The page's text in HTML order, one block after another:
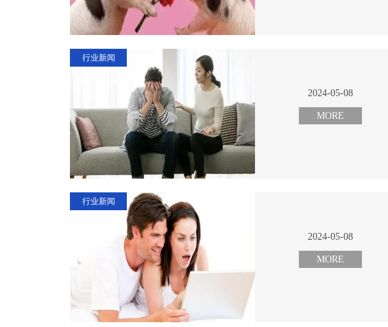
行业新闻
2024-05-08
MORE
行业新闻
2024-05-08
MORE